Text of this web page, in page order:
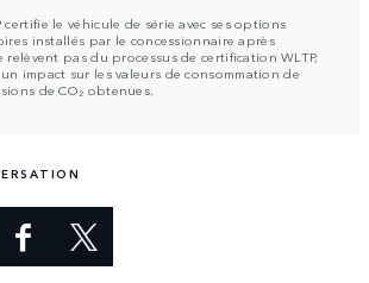
certifie le véhicule de série avec ses options
installés par le concessionnaire après
pas du processus de certification WLTP,
impact sur les valeurs de consommation de
de CO₂ obtenues.